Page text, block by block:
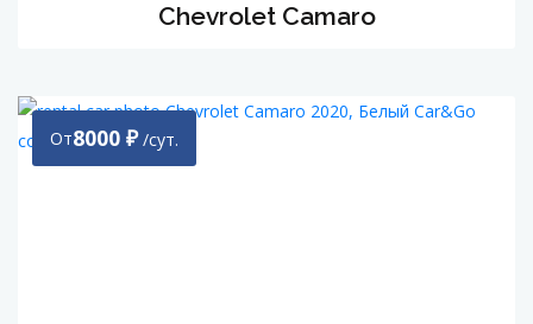
Chevrolet Camaro
От8000 ₽ /сут.